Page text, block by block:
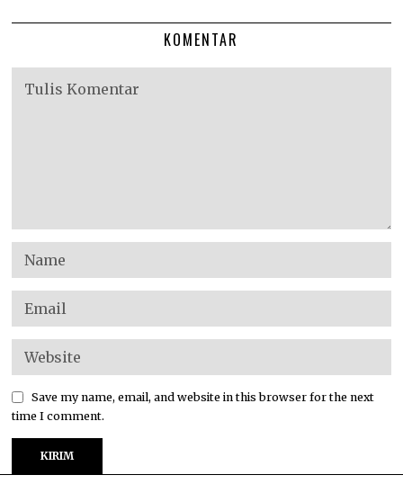
KOMENTAR
Save my name, email, and website in this browser for the next
time I comment.